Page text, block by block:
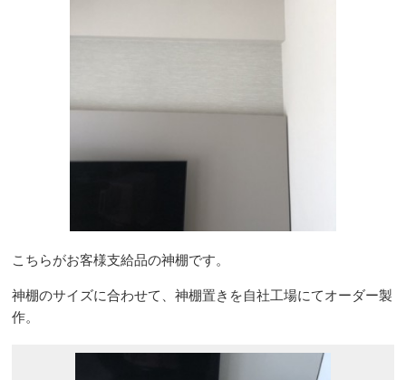
こちらがお客様支給品の神棚です。
神棚のサイズに合わせて、神棚置きを自社工場にてオーダー製
作。